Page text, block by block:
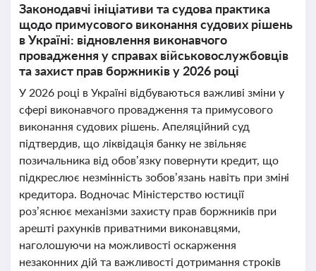
Законодавчі ініціативи та судова практика
щодо примусового виконання судових рішень
в Україні: відновлення виконавчого
провадження у справах військовослужбовців
та захист прав боржників у 2026 році
У 2026 році в Україні відбуваються важливі зміни у
сфері виконавчого провадження та примусового
виконання судових рішень. Апеляційний суд
підтвердив, що ліквідація банку не звільняє
позичальника від обов’язку повернути кредит, що
підкреслює незмінність зобов’язань навіть при зміні
кредитора. Водночас Міністерство юстиції
роз’яснює механізми захисту прав боржників при
арешті рахунків приватними виконавцями,
наголошуючи на можливості оскарження
незаконних дій та важливості дотримання строків